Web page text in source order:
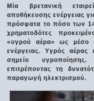
Μία βρετανική
αποθήκευσης ενέργειας
πρόσφατα το πόσο των
χρηματοδότες
«υγρού αέρα» ως μέσο
ενέργειας. Υγρός
σημείο υγροποίησης.
επιτρέποντας τη
παραγωγή ηλεκτρισμού.